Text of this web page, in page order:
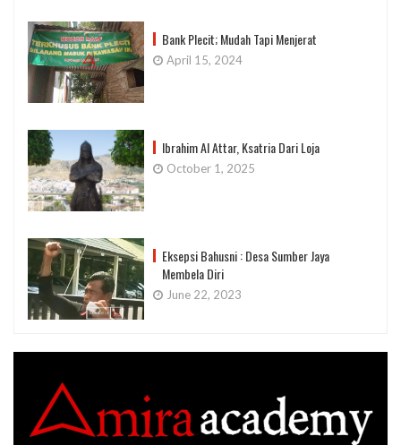
Bank Plecit; Mudah Tapi Menjerat
April 15, 2024
Ibrahim Al Attar, Ksatria Dari Loja
October 1, 2025
Eksepsi Bahusni : Desa Sumber Jaya
Membela Diri
June 22, 2023